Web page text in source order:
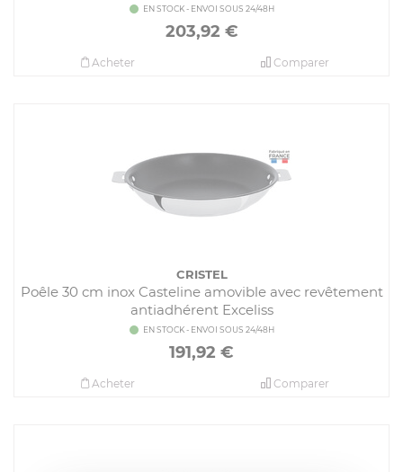
EN STOCK - ENVOI SOUS 24/48H
203,92 €
Comparer
Acheter
CRISTEL
Poêle 30 cm inox Casteline amovible avec revêtement
antiadhérent Exceliss
EN STOCK - ENVOI SOUS 24/48H
191,92 €
Comparer
Acheter